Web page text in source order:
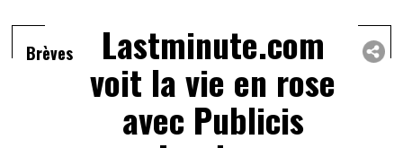
Brèves Lastminute.com
voit la vie en rose
avec Publicis